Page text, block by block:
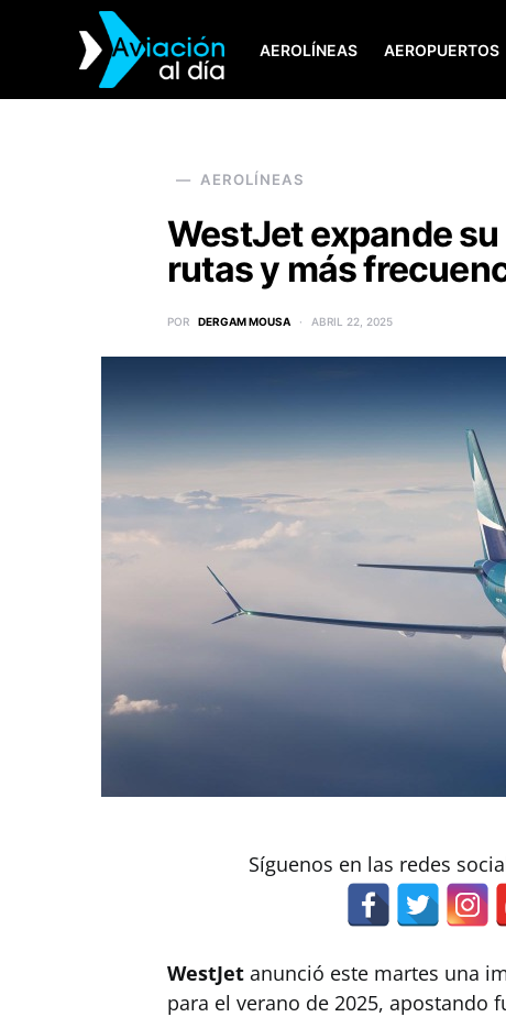
AEROLÍNEAS AEROPUERTOS
SEARCH FOR:
AEROLÍNEAS
WestJet expande
rutas y más
POR DERGAM MOUSA ABRIL 22, 2025
Síguenos en las redes
WestJet anunció este martes una
para el verano de 2025, apostando